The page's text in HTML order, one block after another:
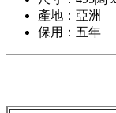
產地：亞洲
保用：五年